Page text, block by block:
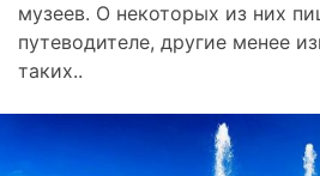
музеев. О некоторых из них
путеводителе, другие менее
таких..